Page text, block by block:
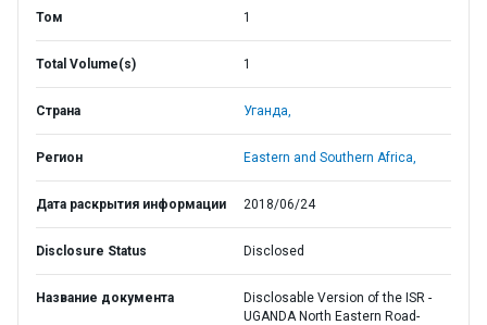
Том 1
Total Volume(s) 1
Страна Уганда,
Регион Eastern and Southern Africa,
Дата раскрытия информации 2018/06/24
Disclosure Status Disclosed
Название документа
Disclosable Version of the ISR -
UGANDA North Eastern Road-